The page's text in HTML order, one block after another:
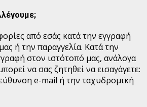
από εσάς κατά την εγγραφή
ή την παραγγελία. Κατά την
στον ιστότοπό μας, ανάλογα
να σας ζητηθεί να εισαγάγετε:
e-mail ή την ταχυδρομική